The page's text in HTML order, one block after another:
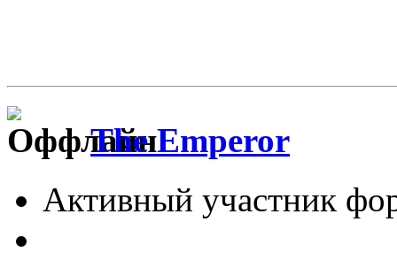
The Emperor
Активный участник